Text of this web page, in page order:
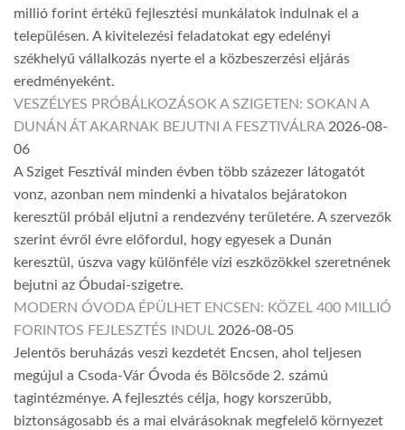
millió forint értékű fejlesztési munkálatok indulnak el a
településen. A kivitelezési feladatokat egy edelényi
székhelyű vállalkozás nyerte el a közbeszerzési eljárás
eredményeként.
VESZÉLYES PRÓBÁLKOZÁSOK A SZIGETEN: SOKAN A
DUNÁN ÁT AKARNAK BEJUTNI A FESZTIVÁLRA 2026-08-
06
A Sziget Fesztivál minden évben több százezer látogatót
vonz, azonban nem mindenki a hivatalos bejáratokon
keresztül próbál eljutni a rendezvény területére. A szervezők
szerint évről évre előfordul, hogy egyesek a Dunán
keresztül, úszva vagy különféle vízi eszközökkel szeretnének
bejutni az Óbudai-szigetre.
MODERN ÓVODA ÉPÜLHET ENCSEN: KÖZEL 400 MILLIÓ
FORINTOS FEJLESZTÉS INDUL 2026-08-05
Jelentős beruházás veszi kezdetét Encsen, ahol teljesen
megújul a Csoda-Vár Óvoda és Bölcsőde 2. számú
tagintézménye. A fejlesztés célja, hogy korszerűbb,
biztonságosabb és a mai elvárásoknak megfelelő környezet